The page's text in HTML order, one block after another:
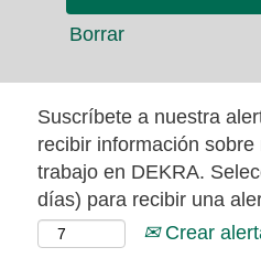
Borrar
Suscríbete a nuestra
recibir información
trabajo en DEKRA.
días) para recibir una
Crear